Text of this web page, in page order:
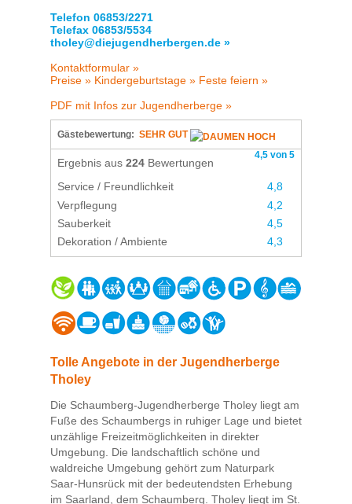
Telefon 06853/2271
Telefax 06853/5534
tholey@diejugendherbergen.de »
Kontaktformular »
Preise » Kindergeburtstage » Feste feiern »
PDF mit Infos zur Jugendherberge »
Gästebewertung: SEHR GUT
4,5 von 5
Ergebnis aus 224 Bewertungen
Service / Freundlichkeit
4,8
Verpflegung
4,2
Sauberkeit
4,5
Dekoration / Ambiente
4,3
Tolle Angebote in der Jugendherberge
Tholey
Die Schaumberg-Jugendherberge Tholey liegt am
Fuße des Schaumbergs in ruhiger Lage und bietet
unzählige Freizeitmöglichkeiten in direkter
Umgebung. Die landschaftlich schöne und
waldreiche Umgebung gehört zum Naturpark
Saar-Hunsrück mit der bedeutendsten Erhebung
im Saarland, dem Schaumberg. Tholey liegt im St.